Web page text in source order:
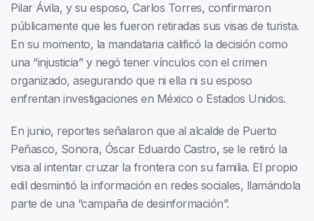
Pilar Ávila, y su esposo, Carlos Torres, confirmaron
públicamente que les fueron retiradas sus visas de turista.
En su momento, la mandataria calificó la decisión como
una “injusticia” y negó tener vínculos con el crimen
organizado, asegurando que ni ella ni su esposo
enfrentan investigaciones en México o Estados Unidos.
En junio, reportes señalaron que al alcalde de Puerto
Peñasco, Sonora, Óscar Eduardo Castro, se le retiró la
visa al intentar cruzar la frontera con su familia. El propio
edil desmintió la información en redes sociales, llamándola
parte de una “campaña de desinformación”.